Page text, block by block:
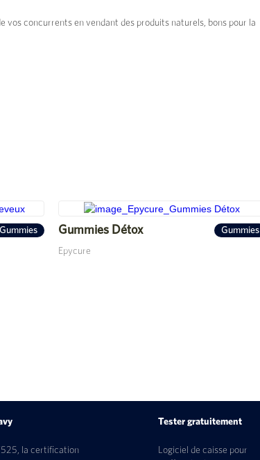
concurrents en vendant des produits naturels, bons pour la
Gummies Gummies Détox Gummies
Epycure
la certification
Tester gratuitement
Logiciel de caisse pour